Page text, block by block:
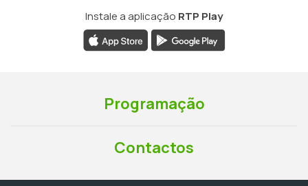
Instale a aplicação RTP Play
Programação
Contactos